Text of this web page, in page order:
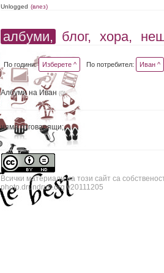
Unlogged (влез)
албуми, блог, хора,
По години: Изберете ^ По потребител: Иван ^
Албуми на Иван(0)
няма отговарящи;
Всички материали на този сайт са
photo.drundrun.org v20111205